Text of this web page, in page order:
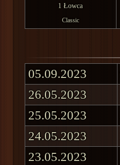
1 Łowca
Classic
05.09.2023
26.05.2023
25.05.2023
24.05.2023
23.05.2023